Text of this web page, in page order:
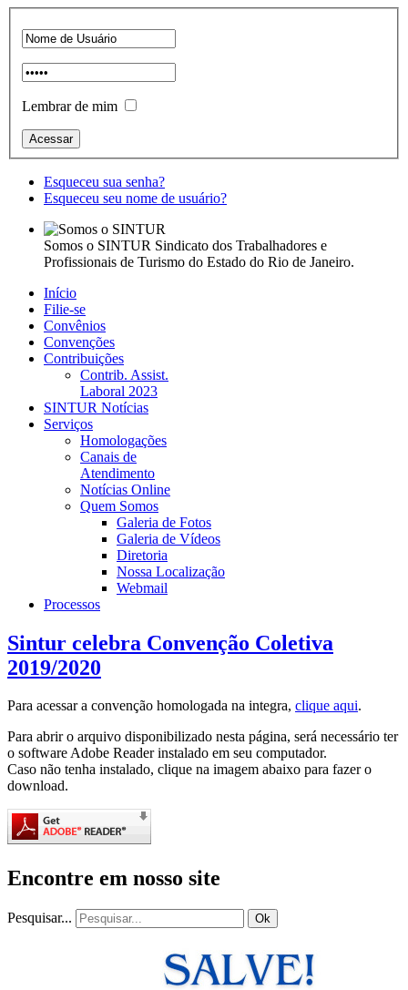
Lembrar de mim
Esqueceu sua senha?
Esqueceu seu nome de usuário?
Somos o SINTUR Sindicato dos Trabalhadores e
Profissionais de Turismo do Estado do Rio de Janeiro.
Início
Filie-se
Convênios
Convenções
Contribuições
Contrib. Assist.
Laboral 2023
SINTUR Notícias
Serviços
Homologações
Canais de
Atendimento
Notícias Online
Quem Somos
Galeria de Fotos
Galeria de Vídeos
Diretoria
Nossa Localização
Webmail
Processos
Sintur celebra Convenção Coletiva
2019/2020
Para acessar a convenção homologada na integra, clique aqui.
Para abrir o arquivo disponibilizado nesta página, será necessário ter
o software Adobe Reader instalado em seu computador.
Caso não tenha instalado, clique na imagem abaixo para fazer o
download.
Encontre em nosso site
Pesquisar... Ok